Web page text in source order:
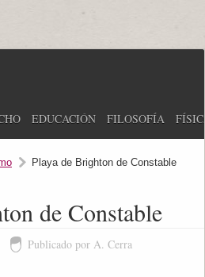
EDUCACIÓN FILOSOFÍA
Playa de Brighton de Constable
de Constable
Publicado por A. Cerra